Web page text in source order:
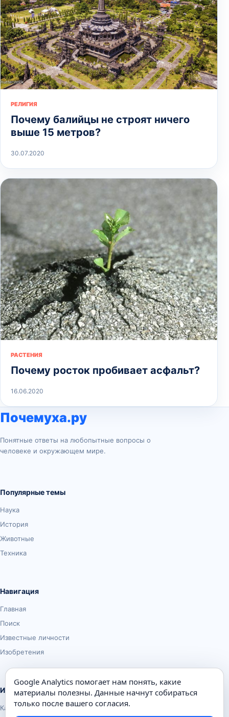
РЕЛИГИЯ
Почему балийцы не строят ничего
выше 15 метров?
30.07.2020
РАСТЕНИЯ
Почему росток пробивает асфальт?
16.06.2020
Почемуха.ру
Понятные ответы на любопытные вопросы о
человеке и окружающем мире.
Популярные темы
Наука
История
Животные
Техника
Навигация
Главная
Поиск
Известные личности
Изобретения
Информация
Карта сайта
Google Analytics помогает нам понять, какие
материалы полезны. Данные начнут собираться
только после вашего согласия.